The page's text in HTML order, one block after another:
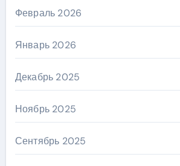
Февраль 2026
Январь 2026
Декабрь 2025
Ноябрь 2025
Сентябрь 2025